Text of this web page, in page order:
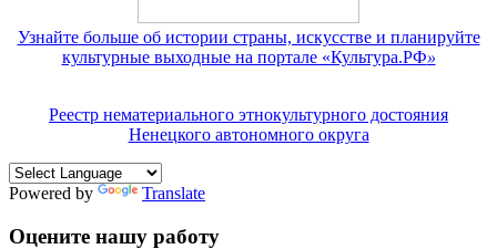
Узнайте больше об истории страны, искусстве и планируйте
культурные выходные на портале «Культура.РФ»
Реестр нематериального этнокультурного достояния
Ненецкого автономного округа
Powered by Translate
Оцените нашу работу